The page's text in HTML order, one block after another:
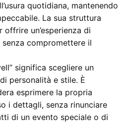
quotidiana, mantenendo
La sua struttura
un’esperienza di
compromettere il
significa scegliere un
personalità e stile. È
esprimere la propria
i dettagli, senza rinunciare
di un evento speciale o di